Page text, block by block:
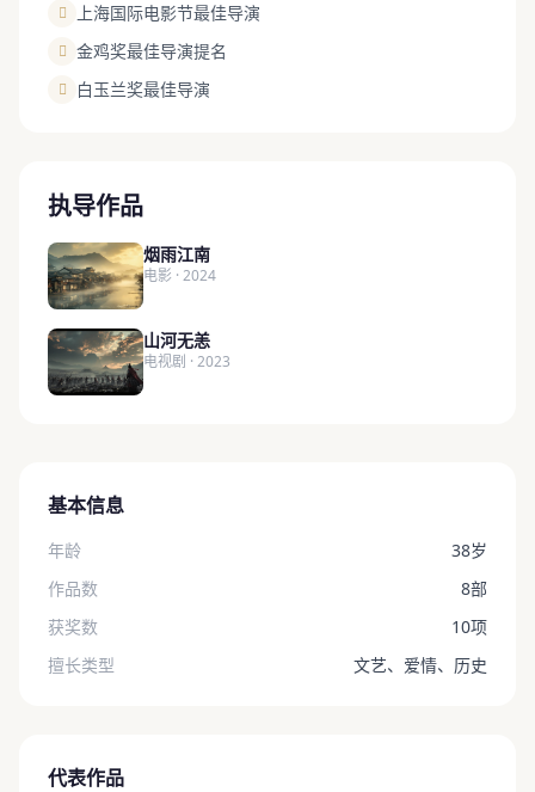
上海国际电影节最佳导演
金鸡奖最佳导演提名
白玉兰奖最佳导演
执导作品
烟雨江南
电影 · 2024
山河无恙
电视剧 · 2023
基本信息
年龄
38岁
作品数
8部
获奖数
10项
擅长类型
文艺、爱情、历史
代表作品